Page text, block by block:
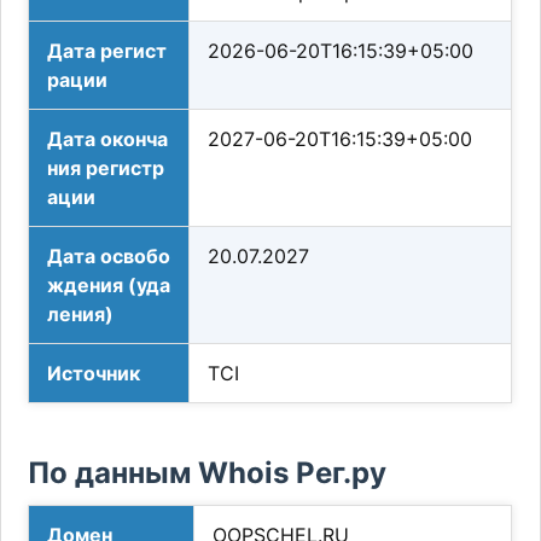
Дата регист
рации
2026-06-20T16:15:39+05:00
Дата оконча
ния регистр
ации
2027-06-20T16:15:39+05:00
Дата освобо
ждения (уда
ления)
20.07.2027
Источник TCI
По данным Whois Рег.ру
Домен OOPSCHEL.RU